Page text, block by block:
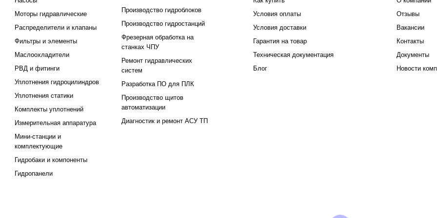
Моторы гидравлические
Распределители и клапаны
Фильтры и элементы
Маслоохладители
РВД и фитинги
Уплотнения гидроцилиндров
Уплотнения статики
Комплекты уплотнений
Измерительная аппаратура
Мини-станции и
комплектующие
Гидробаки и компоненты
Гидропанели
Производство гидроблоков
Производство гидростанций
Фрезерная обработка на
станках ЧПУ
Ремонт гидравлических
систем
Разработка ПО для ПЛК
Производство щитов
автоматизации
Диагностик и ремонт АСУ ТП
Условия оплаты
Условия доставки
Гарантия на товар
Техническая документация
Блог
Отзывы
Вакансии
Контакты
Документы
Новости